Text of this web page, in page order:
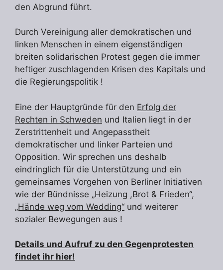
den Abgrund führt.
Durch Vereinigung aller demokratischen und
linken Menschen in einem eigenständigen
breiten solidarischen Protest gegen die immer
heftiger zuschlagenden Krisen des Kapitals und
die Regierungspolitik !
Eine der Hauptgründe für den Erfolg der
Rechten in Schweden und Italien liegt in der
Zerstrittenheit und Angepasstheit
demokratischer und linker Parteien und
Opposition. Wir sprechen uns deshalb
eindringlich für die Unterstützung und ein
gemeinsames Vorgehen von Berliner Initiativen
wie der Bündnisse „Heizung ,Brot & Frieden“,
„Hände weg vom Wedding“ und weiterer
sozialer Bewegungen aus !
Details und Aufruf zu den Gegenprotesten
findet ihr hier!